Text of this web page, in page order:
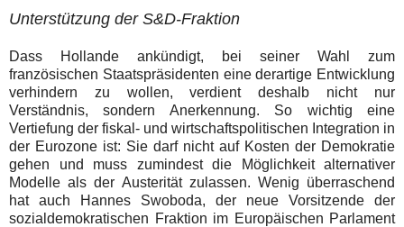
Unterstützung der S&D-Fraktion
Dass Hollande ankündigt, bei seiner Wahl zum
französischen Staatspräsidenten eine derartige Entwicklung
verhindern zu wollen, verdient deshalb nicht nur
Verständnis, sondern Anerkennung. So wichtig eine
Vertiefung der fiskal- und wirtschaftspolitischen Integration in
der Eurozone ist: Sie darf nicht auf Kosten der Demokratie
gehen und muss zumindest die Möglichkeit alternativer
Modelle als der Austerität zulassen. Wenig überraschend
hat auch
Hannes Swoboda, der neue Vorsitzende der
sozialdemokratischen Fraktion im Europäischen Parlament